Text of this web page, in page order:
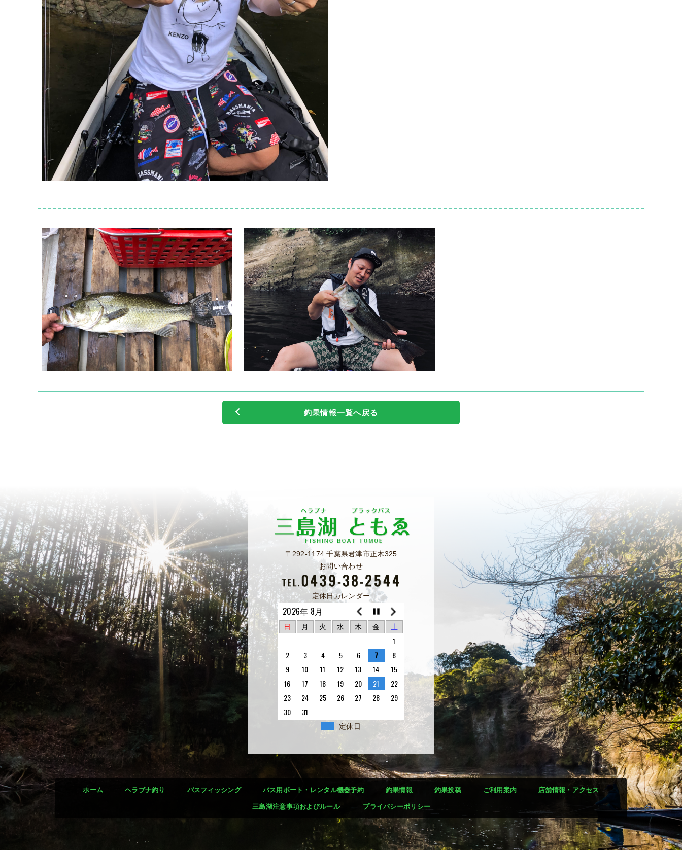
釣果情報一覧へ戻る
〒292-1174 千葉県君津市正木325
お問い合わせ
定休日カレンダー
2026年 8月
日 月 火 水 木 金 土
1
2
3 4 5 6 7
8
9
10 11 12 13 14
15
16
17 18 19 20 21
22
23
24 25 26 27 28
29
30
31
定休日
ホーム ヘラブナ釣り バスフィッシング バス用ボート・レンタル機器予約 釣果情報 釣果投稿 ご利用案内 店舗情報・アクセス
三島湖注意事項およびルール プライバシーポリシー